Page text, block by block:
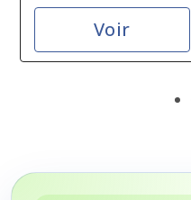
Voir